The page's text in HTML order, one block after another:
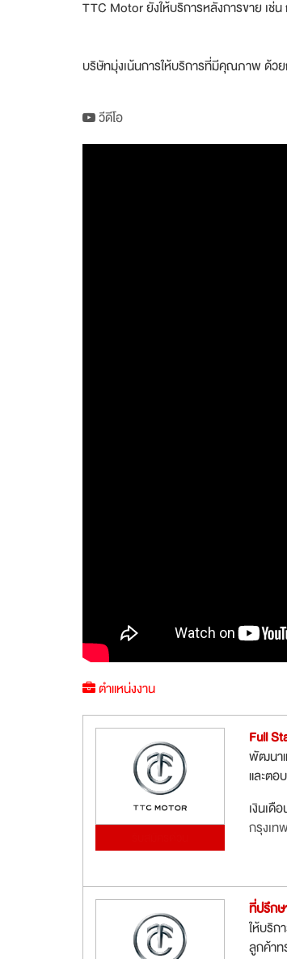
TTC Motor ยังให้บริการหลังการขาย เช่
บริษัทมุ่งเน้นการให้บริการที่มีคุณภาพ ด้วย
วีดีโอ
ตำแหน่งงาน
Full
พัฒนาแ
และตอ
เงินเดื
กรุงเท
ที่ปรึกษ
ให้บริก
ลูกค้าท